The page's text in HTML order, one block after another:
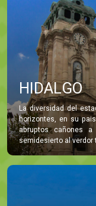
HIDALGO
La diversidad del
horizontes, en su
abruptos cañones
semidesierto al verdor